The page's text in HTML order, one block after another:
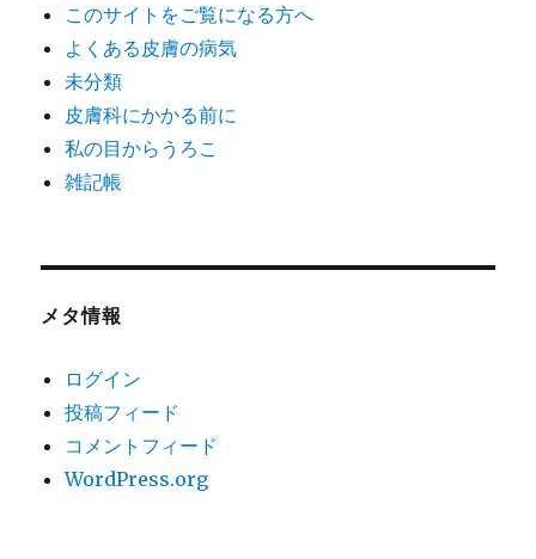
このサイトをご覧になる方へ
よくある皮膚の病気
未分類
皮膚科にかかる前に
私の目からうろこ
雑記帳
メタ情報
ログイン
投稿フィード
コメントフィード
WordPress.org